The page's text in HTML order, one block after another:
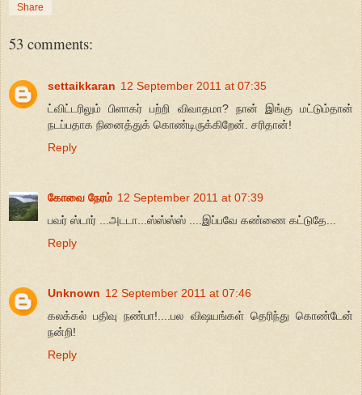
Share
53 comments:
settaikkaran 12 September 2011 at 07:35
ட்விட்டரிலும் பிளாகர் பற்றி விவாதமா? நான் இங்கு மட்டும்தான்
நடப்பதாக நினைத்துக் கொண்டிருக்கிறேன். சரிதான்!
Reply
கோவை நேரம் 12 September 2011 at 07:39
பவர் ஸ்டார் ...அடடா...ஸ்ஸ்ஸ்ஸ் ....இப்பவே கண்ணை கட்டுதே...
Reply
Unknown 12 September 2011 at 07:46
கலக்கல் பதிவு நண்பா!....பல விஷயங்கள் தெரிந்து கொண்டேன்
நன்றி!
Reply